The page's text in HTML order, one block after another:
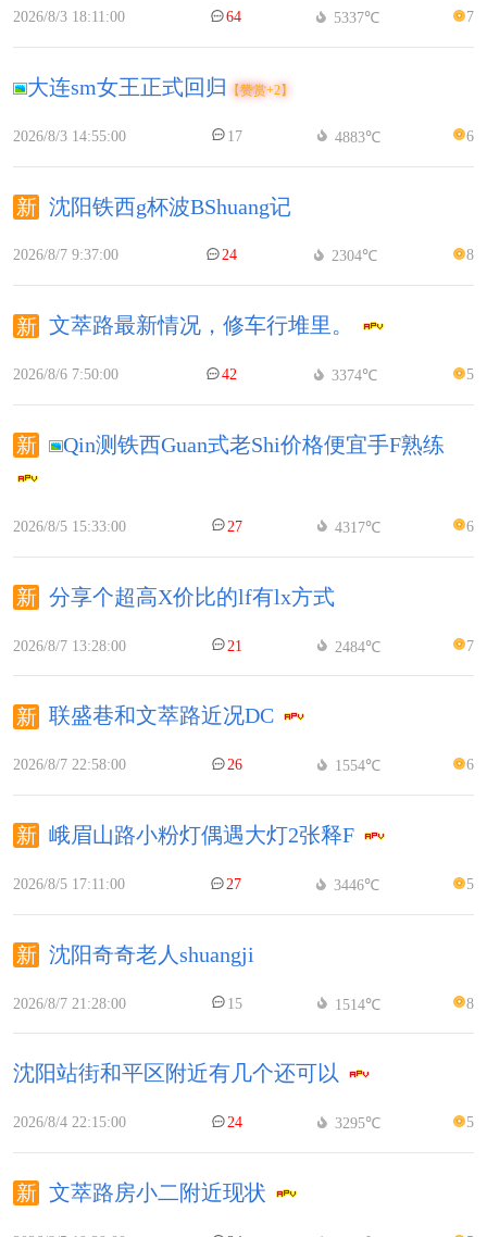
2026/8/3 18:11:00 64 5337℃ 7
大连sm女王正式回归 【赞赏+2】
2026/8/3 14:55:00 17 4883℃ 6
沈阳铁西g杯波BShuang记
2026/8/7 9:37:00 24 2304℃ 8
文萃路最新情况，修车行堆里。
2026/8/6 7:50:00 42 3374℃ 5
Qin测铁西Guan式老Shi价格便宜手F熟练
2026/8/5 15:33:00 27 4317℃ 6
分享个超高X价比的lf有lx方式
2026/8/7 13:28:00 21 2484℃ 7
联盛巷和文萃路近况DC
2026/8/7 22:58:00 26 1554℃ 6
峨眉山路小粉灯偶遇大灯2张释F
2026/8/5 17:11:00 27 3446℃ 5
沈阳奇奇老人shuangji
2026/8/7 21:28:00 15 1514℃ 8
沈阳站街和平区附近有几个还可以
2026/8/4 22:15:00 24 3295℃ 5
文萃路房小二附近现状